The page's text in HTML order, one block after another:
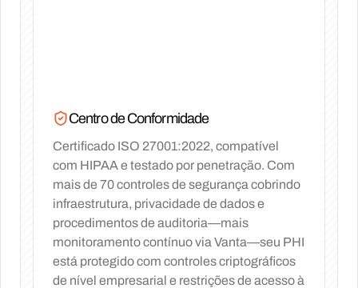
Centro de Conformidade
Certificado ISO 27001:2022, compatível
com HIPAA e testado por penetração. Com
mais de 70 controles de segurança cobrindo
infraestrutura, privacidade de dados e
procedimentos de auditoria—mais
monitoramento contínuo via Vanta—seu PHI
está protegido com controles criptográficos
de nível empresarial e restrições de acesso à